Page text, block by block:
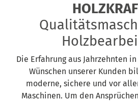
Die Erfahrung aus Jahrzehnten
Wünschen unserer Kunden
moderne, sichere und vor
Maschinen. Um den